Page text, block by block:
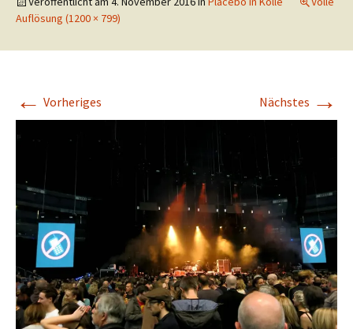
Auflösung (1200 × 799)
← Vorheriges Nächstes →